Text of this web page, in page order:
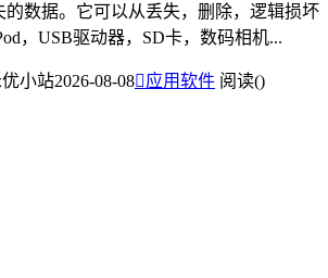
的数据。它可以从丢失，删除，逻辑损坏
，USB驱动器，SD卡，数码相机...
小站2026-08-08应用软件 阅读()